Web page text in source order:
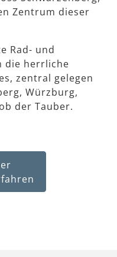
Zentrum dieser
Rad- und
die herrliche
zentral gelegen
Würzburg,
der Tauber.